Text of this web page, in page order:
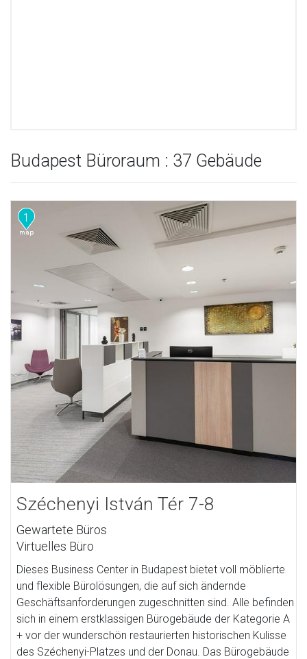
Budapest Büroraum : 37 Gebäude
1
Széchenyi István Tér 7-8
Gewartete Büros
Virtuelles Büro
Dieses Business Center in Budapest bietet voll möblierte
und flexible Bürolösungen, die auf sich ändernde
Geschäftsanforderungen zugeschnitten sind. Alle befinden
sich in einem erstklassigen Bürogebäude der Kategorie A
+ vor der wunderschön restaurierten historischen Kulisse
des Széchenyi-Platzes und der Donau. Das Bürogebäude